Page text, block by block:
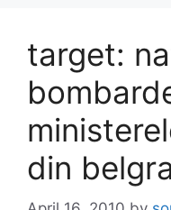
target:
din